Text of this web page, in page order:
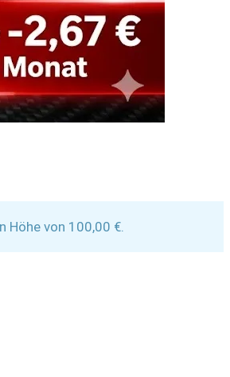
Höhe von 100,00 €.